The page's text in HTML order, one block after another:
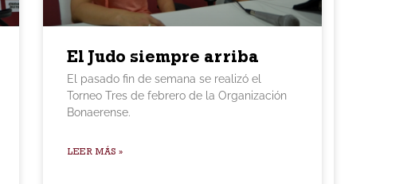
El Judo siempre arriba
El pasado fin de semana se realizó el
Torneo Tres de febrero de la Organización
Bonaerense.
LEER MÁS »